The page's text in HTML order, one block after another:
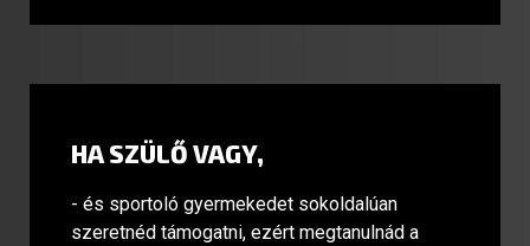
HA SZÜLŐ VAGY,
- és sportoló gyermekedet sokoldalúan
szeretnéd támogatni, ezért megtanulnád a